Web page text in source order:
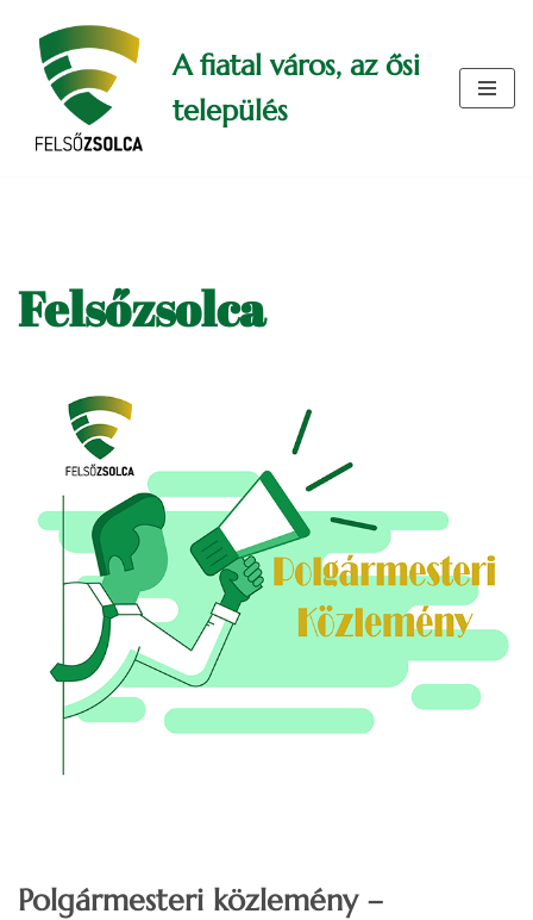
Skip
content
A fiatal város, az ősi
település
Felsőzsolca
Polgármesteri közlemény –